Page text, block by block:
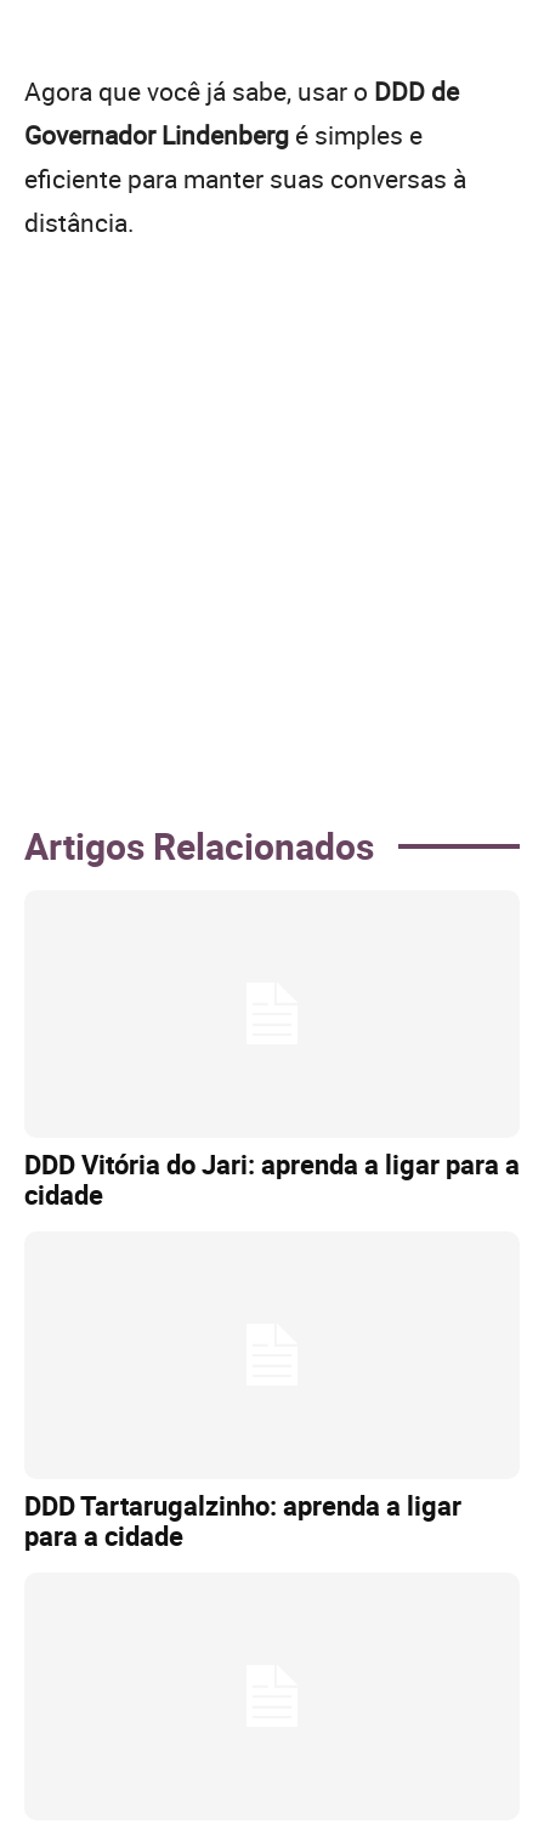
Agora que você já sabe, usar o DDD de
Governador Lindenberg é simples e
eficiente para manter suas conversas à
distância.
Artigos Relacionados
DDD Vitória do Jari: aprenda a ligar para a
cidade
DDD Tartarugalzinho: aprenda a ligar
para a cidade